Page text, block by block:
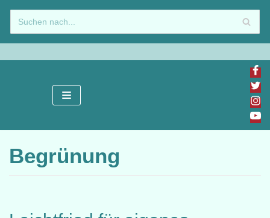
Zum
Inhalt
springen
Begrünung